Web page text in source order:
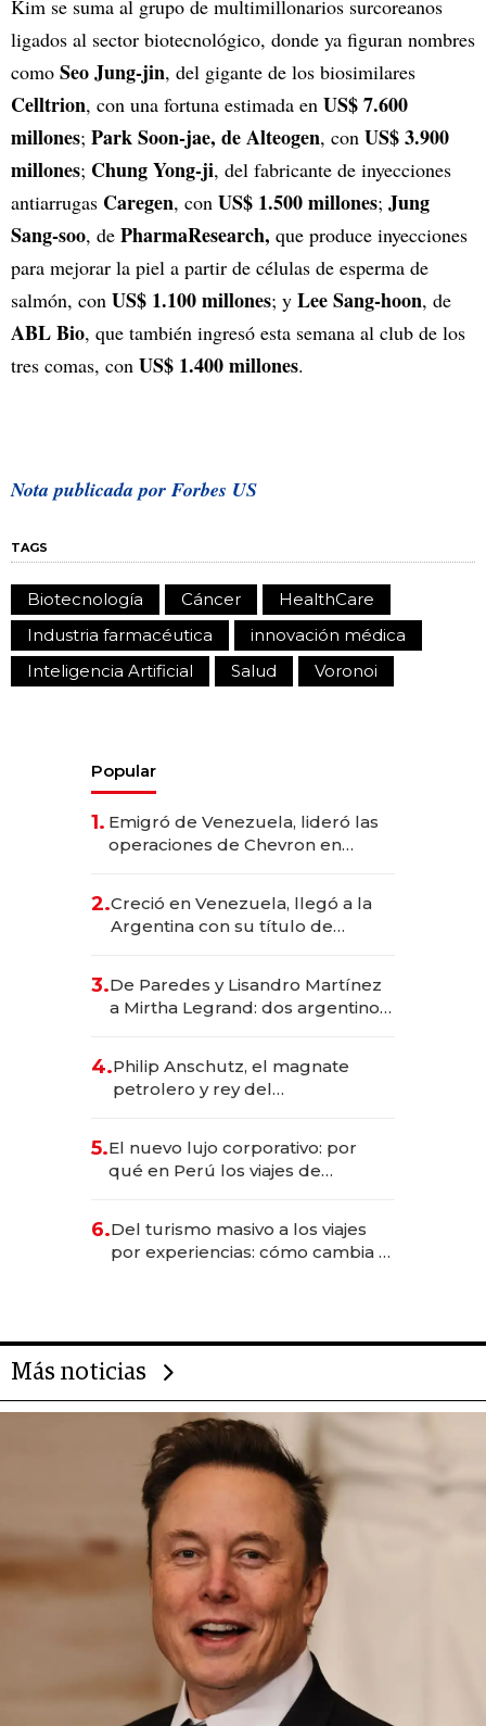
Kim se suma al grupo de multimillonarios surcoreanos
ligados al sector biotecnológico, donde ya figuran nombres
como Seo Jung-jin, del gigante de los biosimilares
Celltrion, con una fortuna estimada en US$ 7.600
millones; Park Soon-jae, de Alteogen, con US$ 3.900
millones; Chung Yong-ji, del fabricante de inyecciones
antiarrugas Caregen, con US$ 1.500 millones; Jung
Sang-soo, de PharmaResearch, que produce inyecciones
para mejorar la piel a partir de células de esperma de
salmón, con US$ 1.100 millones; y Lee Sang-hoon, de
ABL Bio, que también ingresó esta semana al club de los
tres comas, con US$ 1.400 millones.
Nota publicada por Forbes US
TAGS
Biotecnología Cáncer
HealthCare
Industria farmacéutica
innovación médica
Inteligencia Artificial
Salud Voronoi
Popular
1. Emigró de Venezuela, lideró las
operaciones de Chevron en
2.Creció en Venezuela, llegó a la
Argentina con su título de
las marcas "fast premium"
3.De Paredes y Lisandro Martínez
a Mirtha Legrand: dos argentinos
4.Philip Anschutz, el magnate
petrolero y rey del
Fénix
5.El nuevo lujo corporativo: por
qué en Perú los viajes de
transformadoras
6.Del turismo masivo a los viajes
por experiencias: cómo cambia el
Más noticias